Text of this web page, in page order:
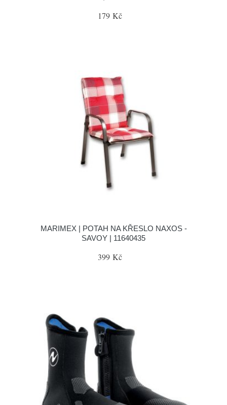
179 Kč
MARIMEX | POTAH NA KŘESLO NAXOS -
SAVOY | 11640435
399 Kč